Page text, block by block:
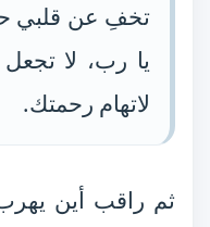
تخفِ عن قلبي
يا رب، لا
لاتهام رحمتك.
ثم راقب أين